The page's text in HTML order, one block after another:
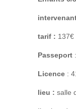
tarif : 137€
Passeport:
Licence:
lieu : salle